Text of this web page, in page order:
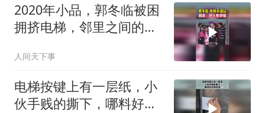
2020年小品，郭冬临被困
拥挤电梯，邻里之间的事
人间天下事
电梯按键上有一层纸，小
伙手贱的撕下，哪料好心